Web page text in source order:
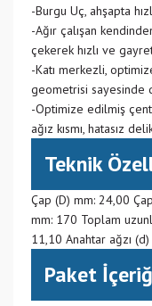
-Burgu Uç, ahşapta
-Ağır çalışan
çekerek hızlı ve
-Katı merkezli,
geometrisi sayesinde
-Optimize edilmiş
ağız kısmı, hatasız
Teknik
Çap (D) mm: 24,00
mm: 170 Toplam
11,10 Anahtar ağzı
Paket